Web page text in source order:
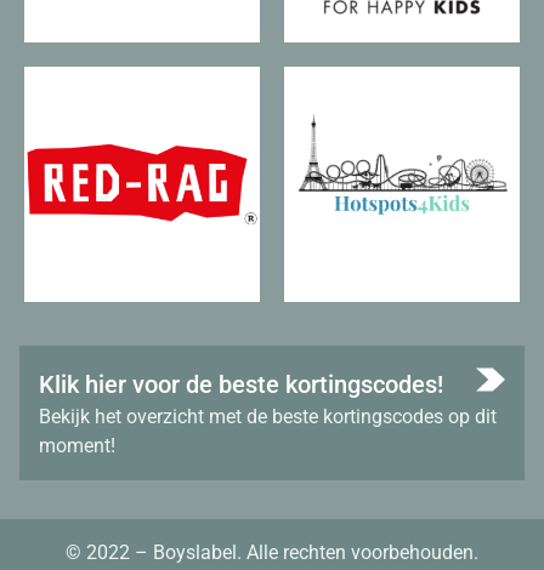
Klik hier voor de beste kortingscodes!
Bekijk het overzicht met de beste kortingscodes op dit
moment!
© 2022 – Boyslabel. Alle rechten voorbehouden.